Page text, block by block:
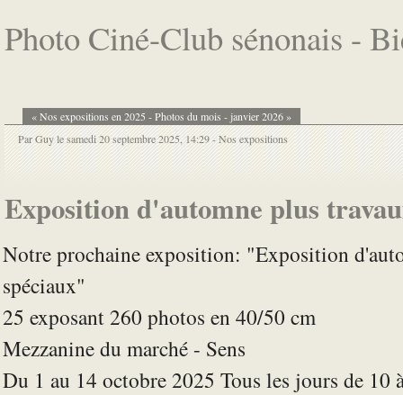
Photo Ciné-Club sénonais -
« Nos expositions en 2025 -Photos du mois - janvier 2026 »
Par Guy le samedi 20 septembre 2025, 14:29 -Nos expositions
Exposition d'automne plus
Notre prochaine exposition: "Exposition
spéciaux"
25 exposant 260 photos en 40/50 cm
Mezzanine du marché - Sens
Du 1 au 14 octobre 2025 Tous les jours de 10